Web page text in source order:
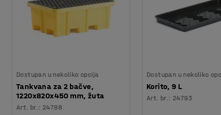
Dostupan u nekoliko opcija
Tankvana za 2 bačve,
1220x820x450 mm, žuta
Art. br.: 24788
Dostupan u nekoliko
Korito, 9 L
Art. br.: 24793